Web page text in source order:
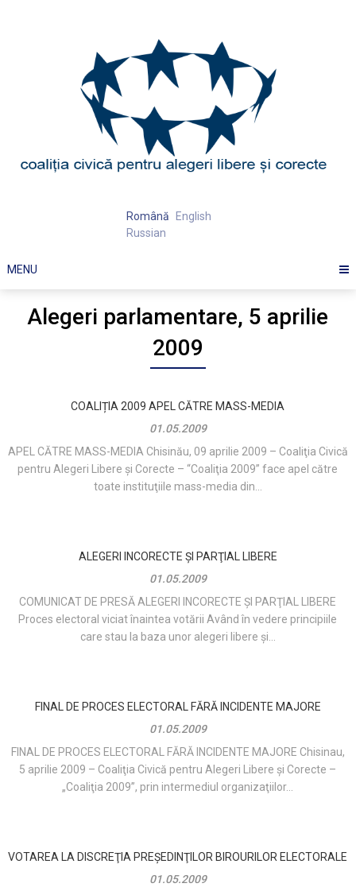
Română
English
Russian
MENU
Alegeri parlamentare, 5 aprilie
2009
COALIȚIA 2009 APEL CĂTRE MASS-MEDIA
01.05.2009
APEL CĂTRE MASS-MEDIA Chisinău, 09 aprilie 2009 – Coaliţia Civică
pentru Alegeri Libere şi Corecte – “Coaliţia 2009” face apel către
toate instituţiile mass-media din...
ALEGERI INCORECTE ŞI PARŢIAL LIBERE
01.05.2009
COMUNICAT DE PRESĂ ALEGERI INCORECTE ŞI PARŢIAL LIBERE
Proces electoral viciat înaintea votării Având în vedere principiile
care stau la baza unor alegeri libere şi...
FINAL DE PROCES ELECTORAL FĂRĂ INCIDENTE MAJORE
01.05.2009
FINAL DE PROCES ELECTORAL FĂRĂ INCIDENTE MAJORE Chisinau,
5 aprilie 2009 – Coaliţia Civică pentru Alegeri Libere şi Corecte –
„Coaliţia 2009”, prin intermediul organizaţiilor...
VOTAREA LA DISCREŢIA PREŞEDINŢILOR BIROURILOR ELECTORALE
01.05.2009